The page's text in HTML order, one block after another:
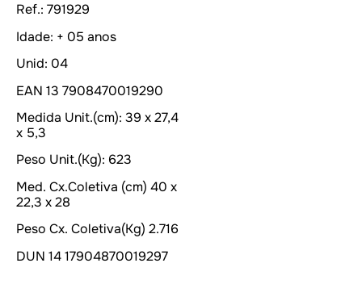
Ref.: 791929
Idade: + 05 anos
Unid: 04
EAN 13 7908470019290
Medida Unit.(cm): 39 x 27,4
x 5,3
Peso Unit.(Kg): 623
Med. Cx.Coletiva (cm) 40 x
22,3 x 28
Peso Cx. Coletiva(Kg) 2.716
DUN 1417904870019297